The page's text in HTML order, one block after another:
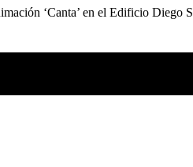
‘Canta’ en el Edificio Diego